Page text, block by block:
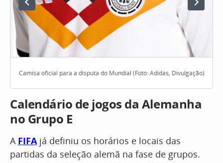
Camisa oficial para a disputa do Mundial (Foto: Adidas, Divulgação)
Calendário de jogos da Alemanha
no Grupo E
A FIFAjá definiu os horários e locais das
partidas da seleção alemã na fase de grupos.